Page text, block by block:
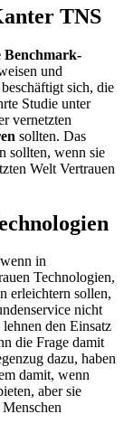
TNS
und
sich, die
Studie unter
vernetzten
sollten. Das
sollten, wenn sie
Welt Vertrauen
in
Technologien,
erleichtern sollen,
nicht
den Einsatz
die Frage damit
dazu, haben
damit, wenn
aber sie